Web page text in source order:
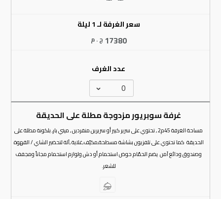
سعر الغرفة لـ 1 ليلة
17380 ج . م
عدد الغرف
غرفة سوبريور مزدوجة مطلة على الحديقة
مساحة الغرفة 45م2 , تحتوي على سرير كبير أو سريرين منفردين , ميني بار, بلكونة مطلة على
الحديقة كما تحتوي على تلفزيون بشاشة مسطحة,مكيّف,غلاية ,آلة لتحضير الشاي / القهوة
وصندوق ودائع آمن يضم الحمّام حوض استحمام أو دش ولوازم استحمام مجاناً ومجفف
للشعر.